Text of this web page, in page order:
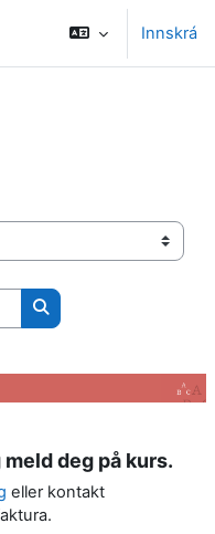
Innskrá
Leita að áfanga
meld deg på kurs.
eller kontakt